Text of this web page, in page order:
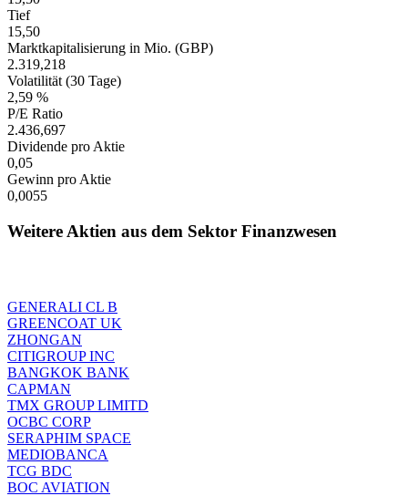
Tief
15,50
Marktkapitalisierung in Mio. (GBP)
2.319,218
Volatilität (30 Tage)
2,59 %
P/E Ratio
2.436,697
Dividende pro Aktie
0,05
Gewinn pro Aktie
0,0055
Weitere Aktien aus dem Sektor Finanzwesen
GENERALI CL B
GREENCOAT UK
ZHONGAN
CITIGROUP INC
BANGKOK BANK
CAPMAN
TMX GROUP LIMITD
OCBC CORP
SERAPHIM SPACE
MEDIOBANCA
TCG BDC
BOC AVIATION